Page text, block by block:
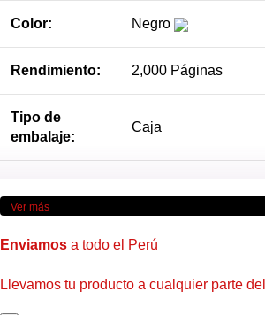
Color: Negro
Rendimiento: 2,000 Páginas
Tipo de
embalaje:
Caja
Ver más
Enviamos a todo el Perú
Llevamos tu producto a cualquier parte